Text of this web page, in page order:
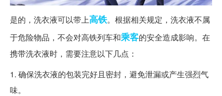
是的，洗衣液可以带上高铁。根据相关规定，洗衣液不属
于危险物品，不会对高铁列车和乘客的安全造成影响。在
携带洗衣液时，需要注意以下几点：
1. 确保洗衣液的包装完好且密封，避免泄漏或产生强烈气
味。